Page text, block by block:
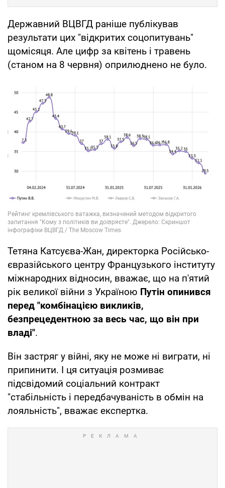
Державний ВЦВГД раніше публікував
результати цих "відкритих соцопитувань"
щомісяця. Але цифр за квітень і травень
(станом на 8 червня) оприлюднено не було.
Тетяна Катсуєва-Жан, директорка Російсько-
євразійського центру Французького інституту
міжнародних відносин, вважає, що на п'ятий
рік великої війни з Україною Путін опинився
перед "комбінацією викликів,
безпрецедентною за весь час, що він при
владі".
Він застряг у війні, яку не може ні виграти, ні
припинити. І ця ситуація розмиває
підсвідомий соціальний контракт
"стабільність і передбачуваність в обмін на
лояльність", вважає експертка.